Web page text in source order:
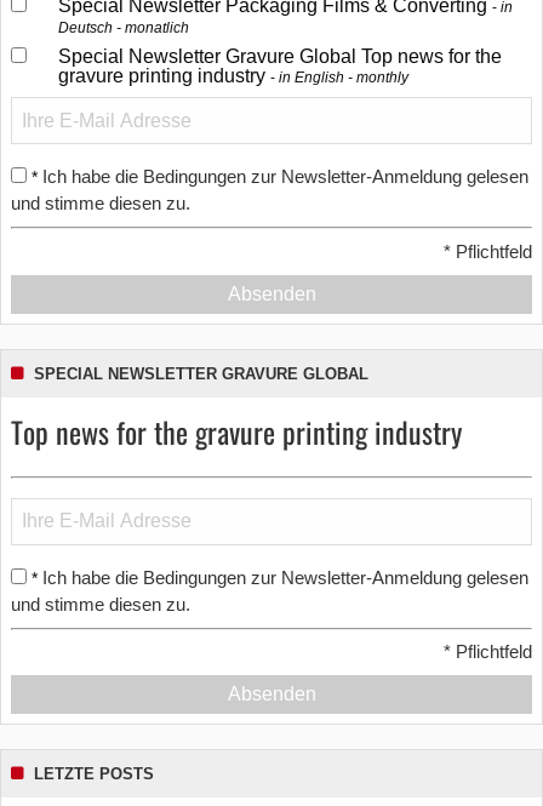
Special Newsletter Packaging Films & Converting
in
Deutsch - monatlich
Special Newsletter Gravure Global Top news for the
gravure printing industry
in English - monthly
* Ich habe die Bedingungen zur Newsletter-Anmeldung gelesen
und stimme diesen zu.
* Pflichtfeld
Absenden
SPECIAL NEWSLETTER GRAVURE GLOBAL
Top news for the gravure printing industry
* Ich habe die Bedingungen zur Newsletter-Anmeldung gelesen
und stimme diesen zu.
* Pflichtfeld
Absenden
LETZTE POSTS